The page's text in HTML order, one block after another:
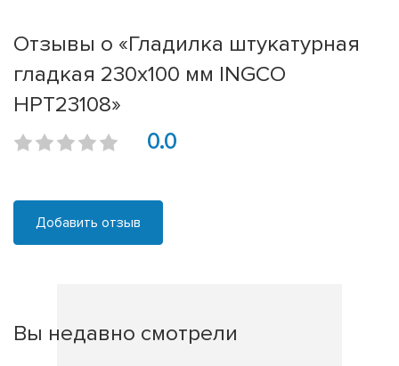
Отзывы о «Гладилка штукатурная
гладкая 230х100 мм INGCO
HPT23108»
0.0
Добавить отзыв
Вы недавно смотрели